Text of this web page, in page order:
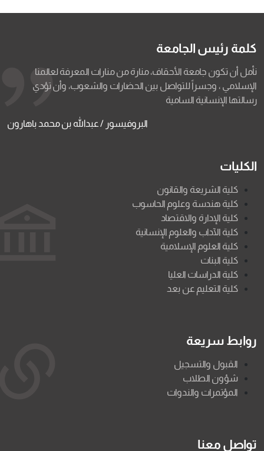
كلمة رئيس الجامعة
نأمل أن تكون جامعة الأحقاف، منارة من منارات المعرفة لعالمنا
الإسلامي ، وجسراً للتواصل بين الحضارات والشعوب، وأن تؤدي
رسالتها الإنسانية السامية
البروفيسور / عبدالله بن محمد باهارون
الكليات
كلية الشريعة والقانون
كلية هندسة وعلوم الحاسوب
كلية الإدارة والاقتصاد
كلية الآداب والعلوم الإنسانية
كلية العلوم الإسلامية
كلية البنات
كلية الدراسات العليا
كلية التعليم عن بعد
روابط سريعة
القبول والتسجيل
شؤون الطلاب
المؤتمرات والندوات
تواصل معنا